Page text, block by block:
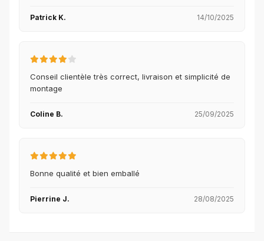
Patrick K. 14/10/2025
Conseil clientèle très correct, livraison et simplicité de
montage
Coline B. 25/09/2025
Bonne qualité et bien emballé
Pierrine J. 28/08/2025